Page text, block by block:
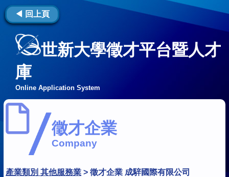
◀ 回上頁
世新大學徵才平台暨人才
庫
Online Application System
徵才企業
Company
產業類別 其他服務業 >徵才企業 成騂國際有限公司